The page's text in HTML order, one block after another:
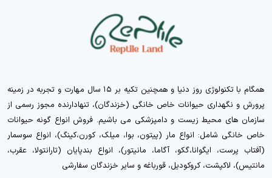
همگام با تکنولوژی روز دنیا و همچنین تکیه بر ۱۵ سال مهارت و تجربه در زمینه
پرورش و نگهداری حیوانات خاص خانگی (خزندگان)، تنهادارنده مجوز رسمی از
سازمان های محیط زیست و دامپزشکی می باشیم. فروش انواع گونه حیوانات
خاص خانگی شامل: انواع مار (پیتون، بوا، میلک، کورن،کینگ)، انواع سوسمار
(آفتاب پرست، ایگوانا،گکو، آگاما، مانیتور)، انواع بندپایان (تارانتولا، عقرب،
مانتیس)، لاکپشت، کروکودیل، قورباغه و سایر خزندگان سفارشی